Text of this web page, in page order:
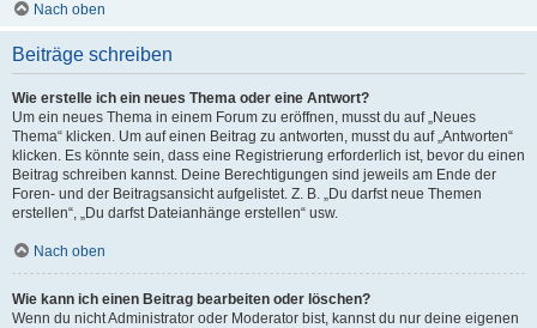
Nach oben
Beiträge schreiben
Wie erstelle ich ein neues Thema oder eine Antwort?
Um ein neues Thema in einem Forum zu eröffnen, musst du auf „Neues
Thema“ klicken. Um auf einen Beitrag zu antworten, musst du auf „Antworten“
klicken. Es könnte sein, dass eine Registrierung erforderlich ist, bevor du einen
Beitrag schreiben kannst. Deine Berechtigungen sind jeweils am Ende der
Foren- und der Beitragsansicht aufgelistet. Z. B. „Du darfst neue Themen
erstellen“, „Du darfst Dateianhänge erstellen“ usw.
Nach oben
Wie kann ich einen Beitrag bearbeiten oder löschen?
Wenn du nicht Administrator oder Moderator bist, kannst du nur deine eigenen